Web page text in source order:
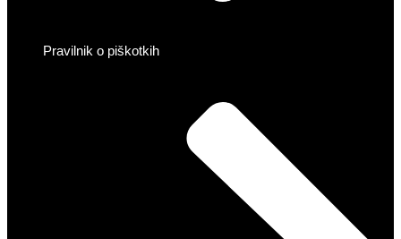
Pravilnik o piškotkih